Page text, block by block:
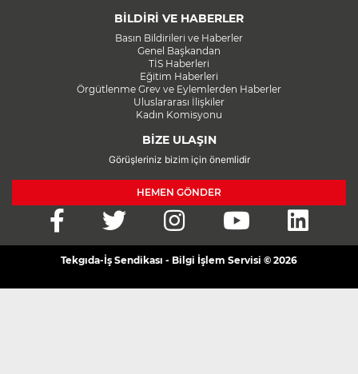
BİLDİRİ VE HABERLER
Basın Bildirileri ve Haberler
Genel Başkandan
TİS Haberleri
Eğitim Haberleri
Örgütlenme Grev ve Eylemlerden Haberler
Uluslararası İlişkiler
Kadın Komisyonu
BİZE ULAŞIN
Görüşleriniz bizim için önemlidir
HEMEN GÖNDER
Tekgıda-İş Sendikası - Bilgi İşlem Servisi © 2026